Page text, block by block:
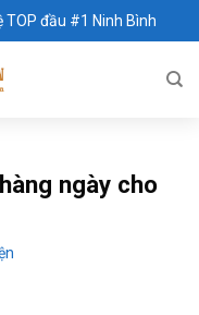
TOP đầu #1 Ninh Bình
ngày cho